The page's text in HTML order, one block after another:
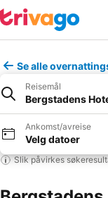
Se alle
Reisemål
Bergstadens
Ankomst/avreise
Velg datoer
Slik påvirkes